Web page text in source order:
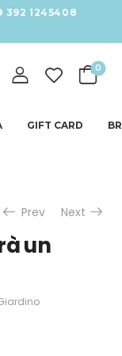
392 1245408
0
GIFT CARD
Prev Next
un